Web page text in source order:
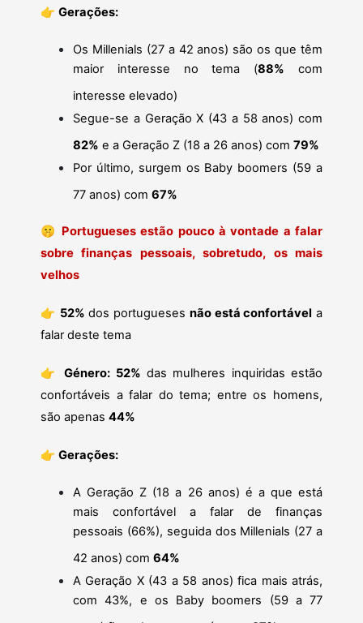
👉 Gerações:
Os Millenials (27 a 42 anos) são os que têm
maior interesse no tema (88% com
interesse elevado)
Segue-se a Geração X (43 a 58 anos) com
82% e a Geração Z (18 a 26 anos) com 79%
Por último, surgem os Baby boomers (59 a
77 anos) com 67%
🤫 Portugueses estão pouco à vontade a falar
sobre finanças pessoais, sobretudo, os mais
velhos
👉 52% dos portugueses não está confortável a
falar deste tema
👉 Género: 52% das mulheres inquiridas estão
confortáveis a falar do tema; entre os homens,
são apenas 44%
👉 Gerações:
A Geração Z (18 a 26 anos) é a que está
mais confortável a falar de finanças
pessoais (66%), seguida dos Millenials (27 a
42 anos) com 64%
A Geração X (43 a 58 anos) fica mais atrás,
com 43%, e os Baby boomers (59 a 77